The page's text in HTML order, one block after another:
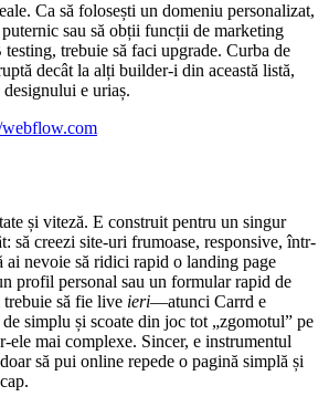
Ca să folosești un domeniu personalizat,
sau să obții funcții de marketing
trebuie să faci upgrade. Curba de
decât la alți builder-i din această listă,
e uriaș.
webflow.com
și viteză. E construit pentru un singur
să creezi site-uri frumoase, responsive, într-
ai nevoie să ridici rapid o landing page
profil personal sau un formular rapid de
să fie live ieri—atunci Carrd e
simplu și scoate din joc tot „zgomotul” pe
ele mai complexe. Sincer, e instrumentul
să pui online repede o pagină simplă și